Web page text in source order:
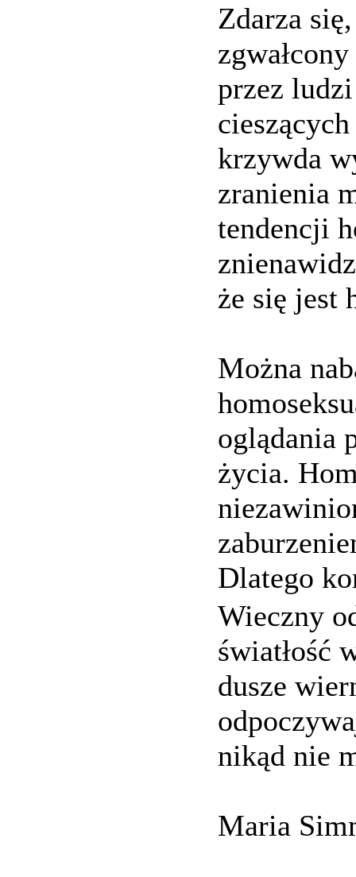
Zdarza
przez
krzywda
zranienia
tendencji
że się jest
Można
oglądania
życia.
Dlatego
Wieczny
światłość
dusze
nikąd nie
Maria